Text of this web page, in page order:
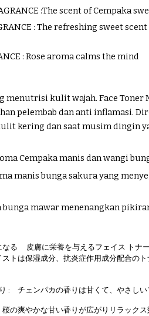
:The scent of Cempaka
: The refreshing sweet
: Rose aroma calms the mind
menutrisi kulit wajah. Face
pelembab dan anti inflamasi.
kering dan saat musim dingin
Cempaka manis dan wangi
manis bunga sakura yang
bunga mawar menenangkan
なる
皮膚に栄養を与えるフェイス トナ
トは保湿成分、抗炎症作用成分配合の
: チェンパカの香りは甘くて、やさしい
の爽やかな甘い香りが広がりリラックス